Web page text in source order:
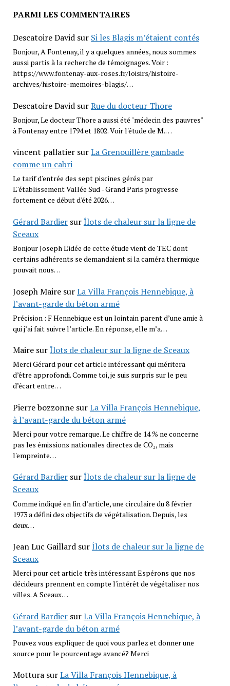
PARMI LES COMMENTAIRES
Descatoire Davidsur Si les Blagis m’étaient contés
Bonjour, A Fontenay, il y a quelques années, nous sommes
aussi partis à la recherche de témoignages. Voir :
https://www.fontenay-aux-roses.fr/loisirs/histoire-
archives/histoire-memoires-blagis/…
Descatoire DavidsurRue du docteur Thore
Bonjour, Le docteur Thore a aussi été "médecin des pauvres"
à Fontenay entre 1794 et 1802. Voir l'étude de M.…
vincent pallatiersurLa Grenouillère gambade
comme un cabri
Le tarif d'entrée des sept piscines gérés par
L''établissement Vallée Sud - Grand Paris progresse
fortement ce début d'été 2026…
Gérard BardiersurÎlots de chaleur sur la ligne de
Sceaux
Bonjour Joseph L’idée de cette étude vient de TEC dont
certains adhérents se demandaient si la caméra thermique
pouvait nous…
Joseph MairesurLa Villa François Hennebique, à
l’avant-garde du béton armé
Précision : F Hennebique est un lointain parent d’une amie à
qui j’ai fait suivre l’article. En réponse, elle m’a…
MairesurÎlots de chaleur sur la ligne de Sceaux
Merci Gérard pour cet article intéressant qui méritera
d’être approfondi. Comme toi, je suis surpris sur le peu
d’écart entre…
Pierre bozzonnesurLa Villa François Hennebique,
à l’avant-garde du béton armé
Merci pour votre remarque. Le chiffre de 14 % ne concerne
pas les émissions nationales directes de CO₂, mais
l'empreinte…
Gérard BardiersurÎlots de chaleur sur la ligne de
Sceaux
Comme indiqué en fin d’article, une circulaire du 8 février
1973 a défini des objectifs de végétalisation. Depuis, les
deux…
Jean Luc GaillardsurÎlots de chaleur sur la ligne de
Sceaux
Merci pour cet article très intéressant Espérons que nos
décideurs prennent en compte l'intérêt de végétaliser nos
villes. A Sceaux…
Gérard BardiersurLa Villa François Hennebique, à
l’avant-garde du béton armé
Pouvez vous expliquer de quoi vous parlez et donner une
source pour le pourcentage avancé? Merci
MotturasurLa Villa François Hennebique, à